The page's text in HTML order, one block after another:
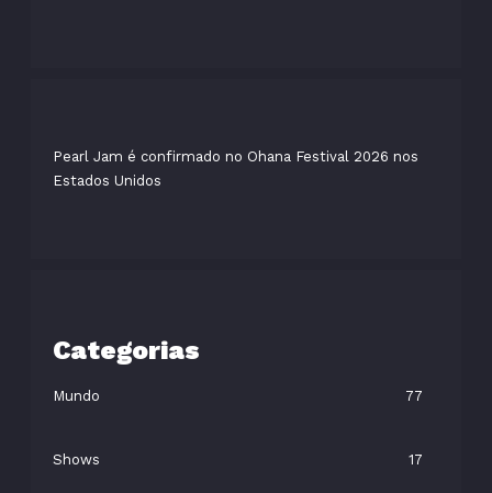
Pearl Jam é confirmado no Ohana Festival 2026 nos
Estados Unidos
Categorias
Mundo 77
Shows 17